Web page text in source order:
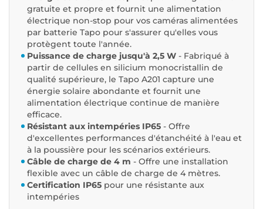
gratuite et propre et fournit une alimentation
électrique non-stop pour vos caméras alimentées
par batterie Tapo pour s'assurer qu'elles vous
protègent toute l'année.
Puissance de charge jusqu'à 2,5 W - Fabriqué à
partir de cellules en silicium monocristallin de
qualité supérieure, le Tapo A201 capture une
énergie solaire abondante et fournit une
alimentation électrique continue de manière
efficace.
Résistant aux intempéries IP65 - Offre
d'excellentes performances d'étanchéité à l'eau et
à la poussière pour les scénarios extérieurs.
Câble de charge de 4 m - Offre une installation
flexible avec un câble de charge de 4 mètres.
Certification IP65 pour une résistante aux
intempéries